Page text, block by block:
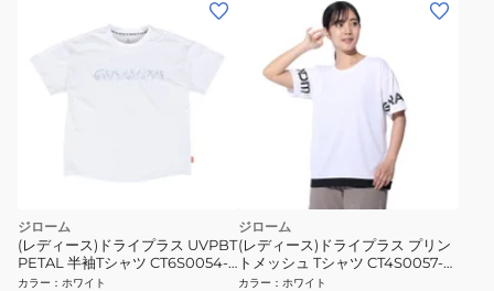
ジローム
(レディース)ドライプラス UVPBT
PETAL 半袖Tシャツ CT6S0054-
TR864-GRCD WHT
カラー ： ホワイト
ジローム
(レディース)ドライプラス プリン
トメッシュ Tシャツ CT4S0057-
TR864-GRCD WHT
カラー ： ホワイト